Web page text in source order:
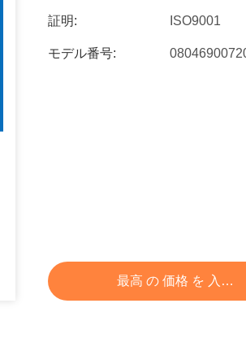
証明: ISO9001
モデル番号:
最高 の 価格 を 入手